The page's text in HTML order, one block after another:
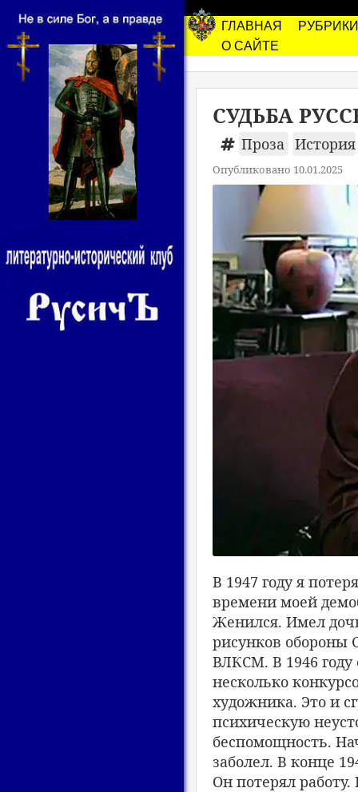
ГЛАВНАЯ
РУБРИКИ
О САЙТЕ
СУДЬБА
Проза История
Опубликовано 10.01.2025
В 1947 году я
времени моей
Женился. Имел
рисунков обороны
ВЛКСМ. В 1946 году
несколько
художника. Это и
психическую
беспомощность.
заболел. В конце
Он потерял